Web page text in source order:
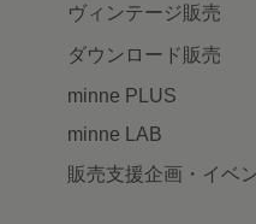
ヴィンテージ販売
ダウンロード販売
minne PLUS
minne LAB
販売支援企画・イベ